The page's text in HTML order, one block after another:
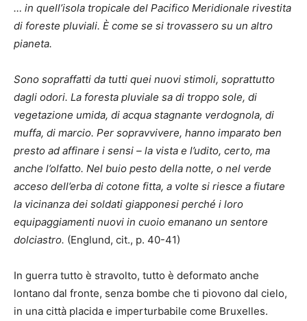
… in quell’isola tropicale del Pacifico Meridionale rivestita
di foreste pluviali. È come se si trovassero su un altro
pianeta.
Sono sopraffatti da tutti quei nuovi stimoli, soprattutto
dagli odori. La foresta pluviale sa di troppo sole, di
vegetazione umida, di acqua stagnante verdognola, di
muffa, di marcio. Per sopravvivere, hanno imparato ben
presto ad affinare i sensi – la vista e l’udito, certo, ma
anche l’olfatto. Nel buio pesto della notte, o nel verde
acceso dell’erba di cotone fitta, a volte si riesce a fiutare
la vicinanza dei soldati giapponesi perché i loro
equipaggiamenti nuovi in cuoio emanano un sentore
dolciastro. (Englund, cit., p. 40-41)
In guerra tutto è stravolto, tutto è deformato anche
lontano dal fronte, senza bombe che ti piovono dal cielo,
in una città placida e imperturbabile come Bruxelles.